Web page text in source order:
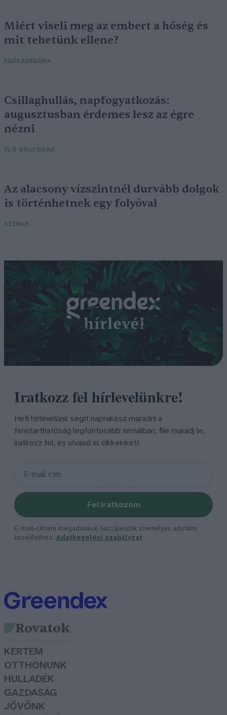
Miért viseli meg az embert a hőség és
mit tehetünk ellene?
EGÉSZSÉGÜNK
Csillaghullás, napfogyatkozás:
augusztusban érdemes lesz az égre
nézni
ÉLŐ BOLYGÓNK
Az alacsony vízszintnél durvább dolgok
is történhetnek egy folyóval
SZEMLE
Iratkozz fel hírlevelünkre!
Heti hírlevelünk segít naprakész maradni a
fenntarthatóság legfontosabb témáiban. Ne maradj le,
iratkozz fel, és olvasd el cikkeinket!
Feliratkozom
E-mail-címem megadásával hozzájárulok személyes adataim
kezeléséhez. Adatkezelési szabályzat
Rovatok
KERTEM
OTTHONUNK
HULLADÉK
GAZDASÁG
JÖVŐNK